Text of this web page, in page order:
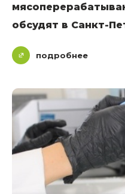
обсудят в Санкт-
подробнее